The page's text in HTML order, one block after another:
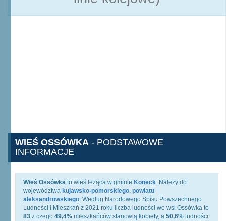
WIEŚ OSSÓWKA - PODSTAWOWE
INFORMACJE
Wieś Ossówka to wieś leżąca w gminie Koneck. Należy do
województwa kujawsko-pomorskiego, powiatu
aleksandrowskiego. Według Narodowego Spisu Powszechnego
Ludności i Mieszkań z 2021 roku liczba ludności we wsi Ossówka to
83 z czego 49,4% mieszkańców stanowią kobiety, a 50,6% ludności